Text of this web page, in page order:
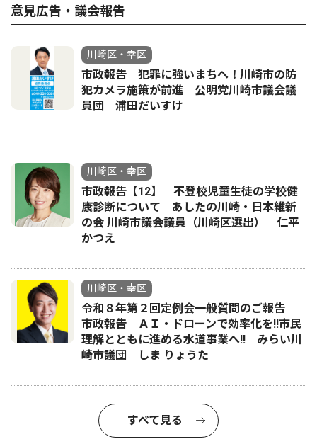
意見広告・議会報告
川崎区・幸区
市政報告 犯罪に強いまちへ！川崎市の防
犯カメラ施策が前進 公明党川崎市議会議
員団 浦田だいすけ
川崎区・幸区
市政報告【12】 不登校児童生徒の学校健
康診断について あしたの川崎・日本維新
の会 川崎市議会議員（川崎区選出） 仁平
かつえ
川崎区・幸区
令和８年第２回定例会一般質問のご報告
市政報告 ＡＩ・ドローンで効率化を!!市民
理解とともに進める水道事業へ!! みらい川
崎市議団 しま りょうた
すべて見る